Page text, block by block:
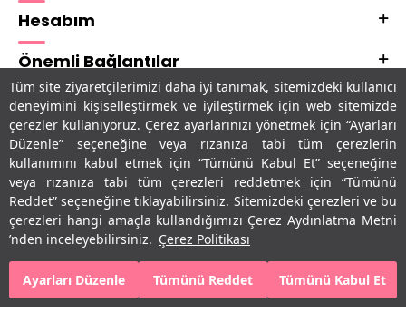
Tüm site ziyaretçilerimizi daha iyi tanımak, sitemizdeki kullanıcı
deneyimini kişiselleştirmek ve iyileştirmek için web sitemizde
çerezler kullanıyoruz. Çerez ayarlarınızı yönetmek için “Ayarları
Düzenle” seçeneğine veya rızanıza tabi tüm çerezlerin
kullanımını kabul etmek için “Tümünü Kabul Et” seçeneğine
veya rızanıza tabi tüm çerezleri reddetmek için “Tümünü
Reddet” seçeneğine tıklayabilirsiniz. Sitemizdeki çerezleri ve bu
çerezleri hangi amaçla kullandığımızı Çerez Aydınlatma Metni
’nden inceleyebilirsiniz. Çerez Politikası
Ayarları Düzenle Tümünü Reddet Tümünü Kabul Et
SEPETE EKLE HEMEN AL
Hesabım
Önemli Bağlantılar
Adres & İletişim
Uygulamalarımız